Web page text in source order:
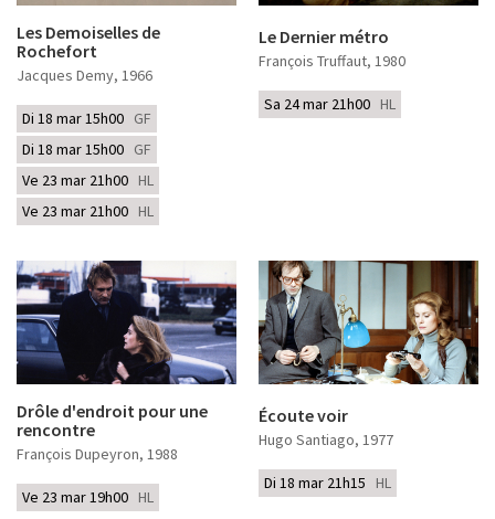
Les Demoiselles de
Rochefort
Jacques Demy, 1966
Di 18 mar 15h00 GF
Di 18 mar 15h00 GF
Ve 23 mar 21h00 HL
Ve 23 mar 21h00 HL
Le Dernier métro
François Truffaut, 1980
Sa 24 mar 21h00 HL
Drôle d'endroit pour une
rencontre
François Dupeyron, 1988
Ve 23 mar 19h00 HL
Écoute voir
Hugo Santiago, 1977
Di 18 mar 21h15 HL